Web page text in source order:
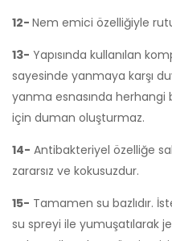
12- Nem emici özelliğiyle
13- Yapısında kullanılan
sayesinde yanmaya karşı
yanma esnasında
için duman oluşturmaz.
14- Antibakteriyel özelliğe
zararsız ve kokusuzdur.
15- Tamamen su bazlıdır.
su spreyi ile yumuşatılarak